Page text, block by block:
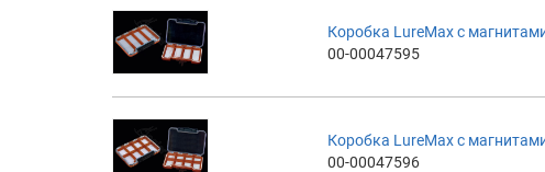
Коробка LureMax с
00-00047595
Коробка LureMax с
00-00047596